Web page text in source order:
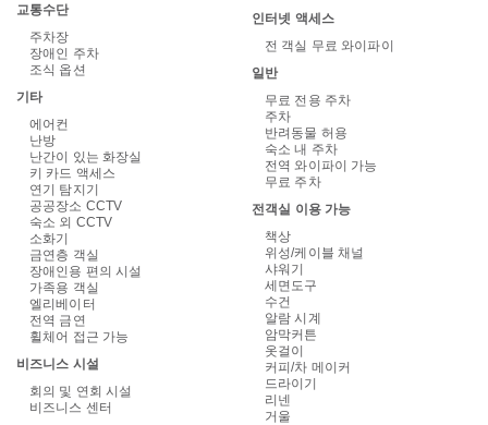
교통수단
주차장
장애인 주차
조식 옵션
기타
에어컨
난방
난간이 있는 화장실
키 카드 액세스
연기 탐지기
공공장소 CCTV
숙소 외 CCTV
소화기
금연층 객실
장애인용 편의 시설
가족용 객실
엘리베이터
전역 금연
휠체어 접근 가능
비즈니스 시설
회의 및 연회 시설
비즈니스 센터
인터넷 액세스
전 객실 무료 와이파이
일반
무료 전용 주차
주차
반려동물 허용
숙소 내 주차
전역 와이파이 가능
무료 주차
전객실 이용 가능
책상
위성/케이블 채널
샤워기
세면도구
수건
알람 시계
암막커튼
옷걸이
커피/차 메이커
드라이기
리넨
거울